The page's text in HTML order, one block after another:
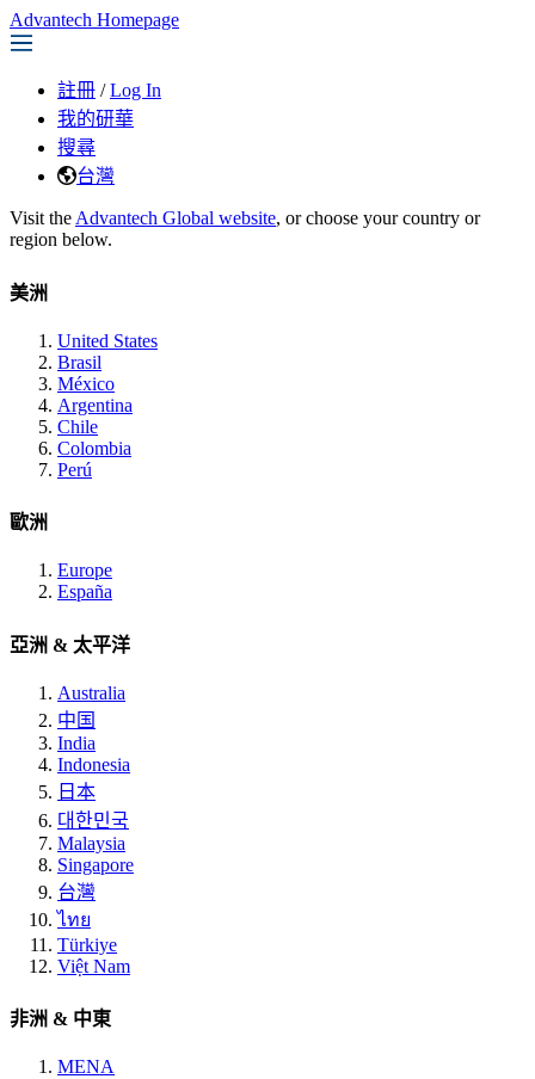
Advantech Homepage
註冊 / Log In
我的研華
搜尋
台灣
Visit the Advantech Global website, or choose your country or
region below.
美洲
United States
Brasil
México
Argentina
Chile
Colombia
Perú
歐洲
Europe
España
亞洲 & 太平洋
Australia
中国
India
Indonesia
日本
대한민국
Malaysia
Singapore
台灣
ไทย
Türkiye
Việt Nam
非洲 & 中東
MENA